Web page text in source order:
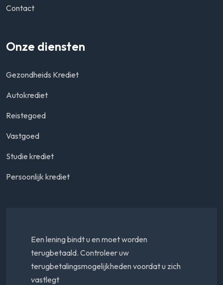
Contact
Onze diensten
Gezondheids Krediet
Autokrediet
Reistegoed
Vastgoed
Studie krediet
Persoonlijk krediet
Een lening bindt u en moet worden
terugbetaald. Controleer uw
terugbetalingsmogelijkheden voordat u zich
vastlegt